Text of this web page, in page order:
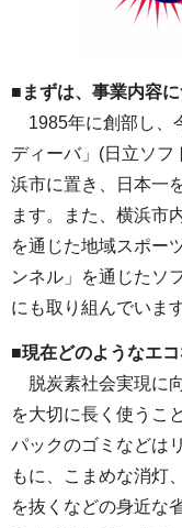
■まずは、事業内容
1985年に創部し、
ディーバ」(日立ソフ
浜市に置き、日本一
ます。また、横浜市
を通じた地域スポー
ンネル」を通じたソ
にも取り組んでいます
■現在どのようなエ
脱炭素社会実現に
を大切に長く使うこ
パックのゴミなどは
もに、こまめな消灯
を抜くなどの身近な